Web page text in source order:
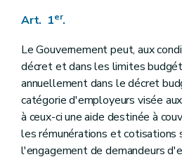
Art. 20
Art. 22
Art. 23
Art. 24
Chapitre III Commission
Art. 25
Art. 26
Art. 27
Chapitre IV Obligations
Art. 28
Art. 1er.
Le Gouvernement peut, aux
décret et dans les limites
annuellement dans le décret
catégorie d'employeurs visée
à ceux-ci une aide destinée à
les rémunérations et cotisations
l'engagement de demandeurs